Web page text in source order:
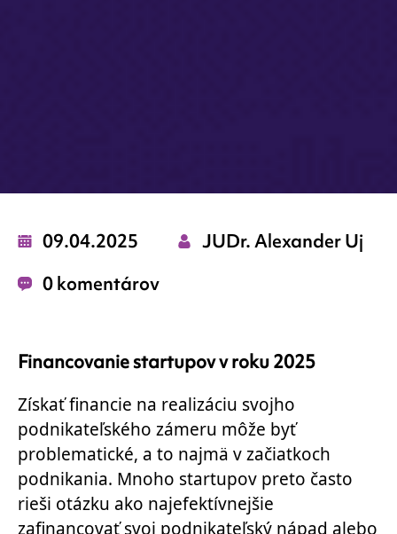
09.04.2025
JUDr. Alexander Uj
0 komentárov
Financovanie startupov v roku 2025
Získať financie na realizáciu svojho
podnikateľského zámeru môže byť
problematické, a to najmä v začiatkoch
podnikania. Mnoho startupov preto často
rieši otázku ako najefektívnejšie
zafinancovať svoj podnikateľský nápad alebo